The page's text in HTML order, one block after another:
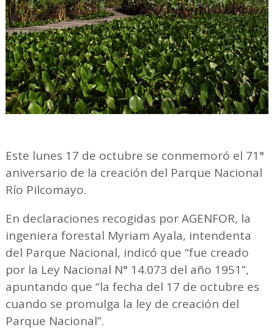
Este lunes 17 de octubre se conmemoró el 71°
aniversario de la creación del Parque Nacional
Río Pilcomayo.
En declaraciones recogidas por AGENFOR, la
ingeniera forestal Myriam Ayala, intendenta
del Parque Nacional, indicó que “fue creado
por la Ley Nacional N° 14.073 del año 1951”,
apuntando que “la fecha del 17 de octubre es
cuando se promulga la ley de creación del
Parque Nacional”.